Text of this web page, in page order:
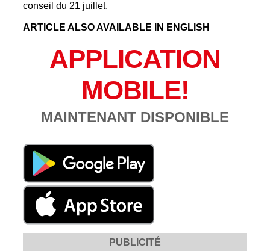
conseil du 21 juillet.
ARTICLE ALSO AVAILABLE IN ENGLISH
APPLICATION
MOBILE!
MAINTENANT DISPONIBLE
PUBLICITÉ